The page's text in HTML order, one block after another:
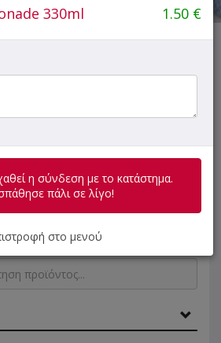
330ml 1.50 €
η σύνδεση με το κατάστημα.
πάλι σε λίγο!
στο μενού